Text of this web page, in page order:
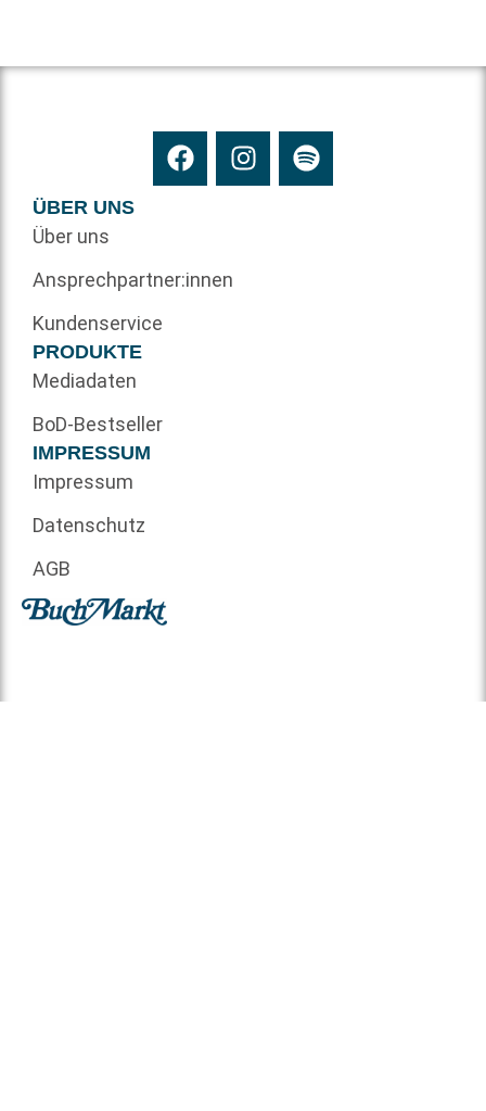
ÜBER UNS
Über uns
Ansprechpartner:innen
Kundenservice
PRODUKTE
Mediadaten
BoD-Bestseller
IMPRESSUM
Impressum
Datenschutz
AGB